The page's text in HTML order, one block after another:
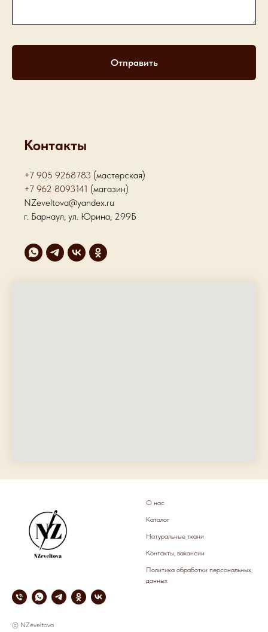
Отправить
Контакты
+7 905 9268783 (мастерская)
+7 962 8093141 (магазин)
NZeveltova@yandex.ru
г. Барнаул, ул. Юрина, 299Б
© NZeveltova
О нас
Каталог
Натуральные ткани
Контакты, вакансии
Политика обработки персональных
данных